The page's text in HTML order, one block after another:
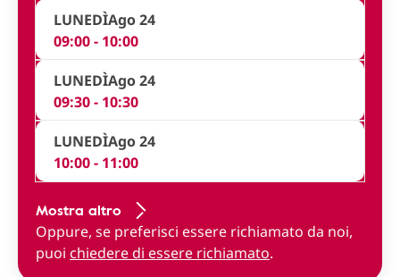
LUNEDÌAgo 24
09:00 - 10:00
LUNEDÌAgo 24
09:30 - 10:30
LUNEDÌAgo 24
10:00 - 11:00
Mostra altro
Oppure, se preferisci essere richiamato da noi,
puoi chiedere di essere richiamato.